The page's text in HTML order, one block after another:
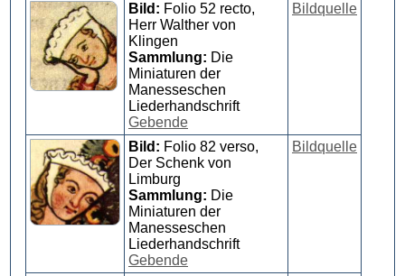
Bild: Folio 52 recto,
Herr Walther von
Klingen
Sammlung: Die
Miniaturen der
Manesseschen
Liederhandschrift
Gebende
Bildquelle
Bild: Folio 82 verso,
Der Schenk von
Limburg
Sammlung: Die
Miniaturen der
Manesseschen
Liederhandschrift
Gebende
Bildquelle